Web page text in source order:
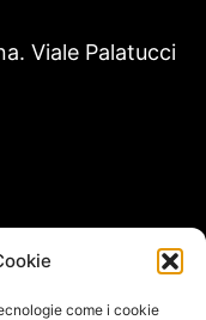
come i cookie
Viale Palatucci